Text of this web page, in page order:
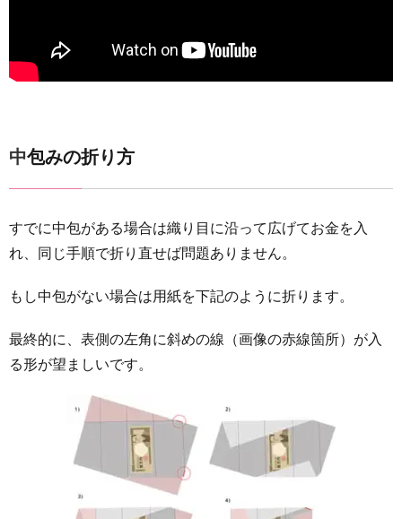
中包みの折り方
すでに中包がある場合は織り目に沿って広げてお金を入
れ、同じ手順で折り直せば問題ありません。
もし中包がない場合は用紙を下記のように折ります。
最終的に、表側の左角に斜めの線（画像の赤線箇所）が入
る形が望ましいです。